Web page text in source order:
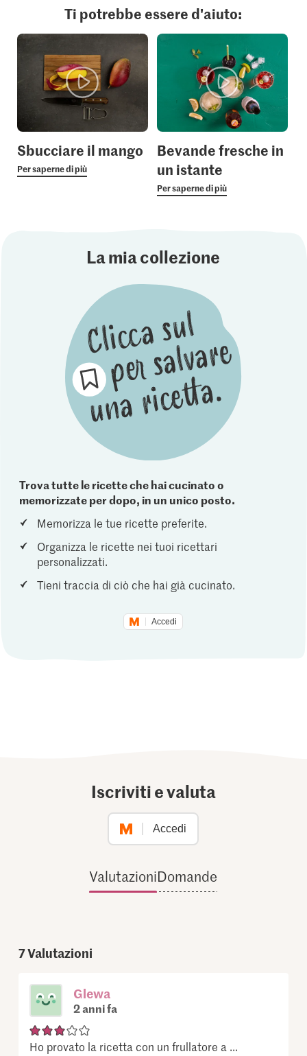
Ti potrebbe essere d'aiuto:
Sbucciare il mango
Per saperne di più
Bevande fresche in
un istante
Per saperne di più
La mia collezione
Trova tutte le ricette che hai cucinato o
memorizzate per dopo, in un unico posto.
Memorizza le tue ricette preferite.
Organizza le ricette nei tuoi ricettari
personalizzati.
Tieni traccia di ciò che hai già cucinato.
Accedi
Iscriviti e valuta
Accedi
ValutazioniDomande
7Valutazioni
Glewa
2 anni fa
Ho provato la ricetta con un frullatore a ...